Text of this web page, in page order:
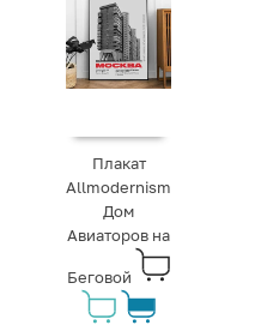
Плакат
Allmodernism
Дом
Авиаторов на
Беговой